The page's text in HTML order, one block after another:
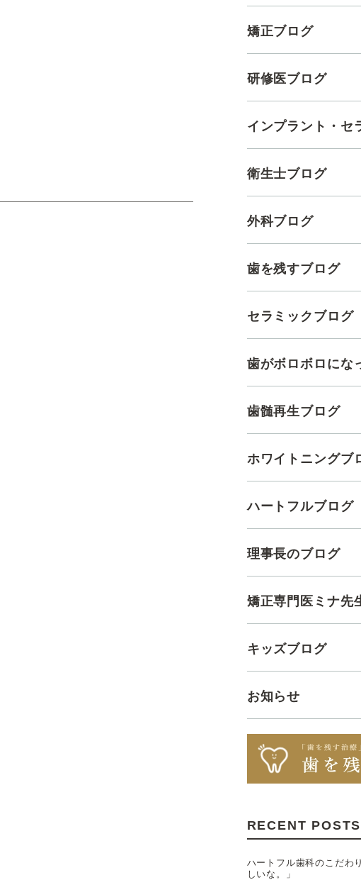
矯正ブログ
研修医ブログ
インプラント・セ
衛生士ブログ
外科ブログ
歯を残すブログ
セラミックブログ
歯がボロボロにな
歯髄再生ブログ
ホワイトニングブ
ハートフルブログ
理事長のブログ
矯正専門医ミナ先
キッズブログ
お知らせ
RECENT POSTS
ハートフル歯科のこだわ
しいな。」